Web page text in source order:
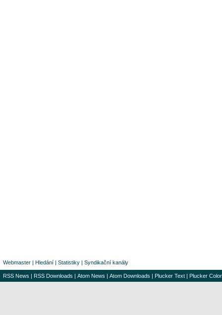
Webmaster | Hledání | Statistiky | Syndikační kanály
RSS News | RSS Downloads | Atom News | Atom Downloads | Plucker Text | Plucker Color